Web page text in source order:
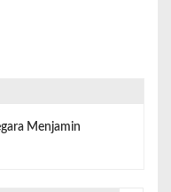
Menjamin